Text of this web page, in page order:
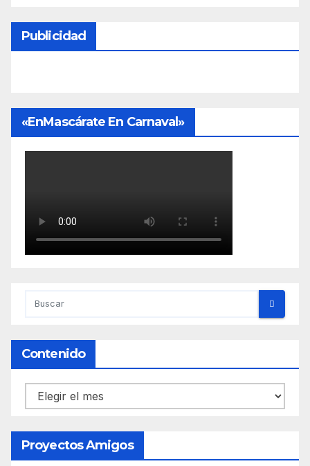
Publicidad
«EnMascárate En Carnaval»
Contenido
Contenido
Proyectos Amigos